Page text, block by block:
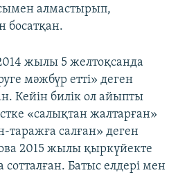
алмастырып,
босатқан.
жылы 5 желтоқсанда
мәжбүр етті» деген
Кейін билік ол айыпты
«салықтан жалтарған»
салған» деген
2015 жылы қыркүйекте
Батыс елдері мен